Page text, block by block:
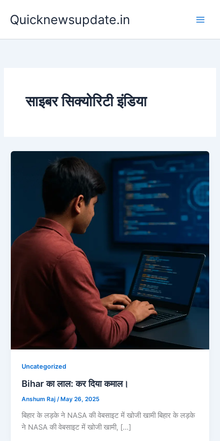
Quicknewsupdate.in
साइबर सिक्योरिटी इंडिया
Uncategorized
Bihar का लाल: कर दिया कमाल।
Anshum Raj/ May 26, 2025
बिहार के लड़के ने NASA की वेबसाइट में खोजी खामी बिहार के लड़के
ने NASA की वेबसाइट में खोजी खामी, […]